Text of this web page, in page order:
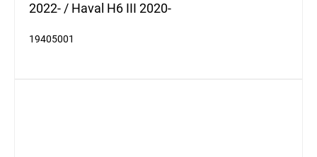
2022- / Haval H6 III 2020-
19405001